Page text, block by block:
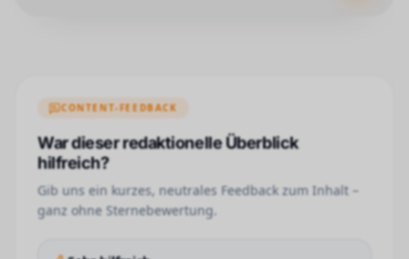
CONTENT-FEEDBACK
War dieser redaktionelle Überblick
hilfreich?
Gib uns ein kurzes, neutrales Feedback zum Inhalt –
ganz ohne Sternebewertung.